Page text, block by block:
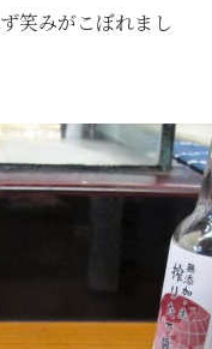
笑みがこぼれまし